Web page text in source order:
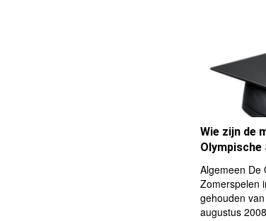
Wie zijn de
Olympische
Algemeen De
Zomerspelen
gehouden
augustus